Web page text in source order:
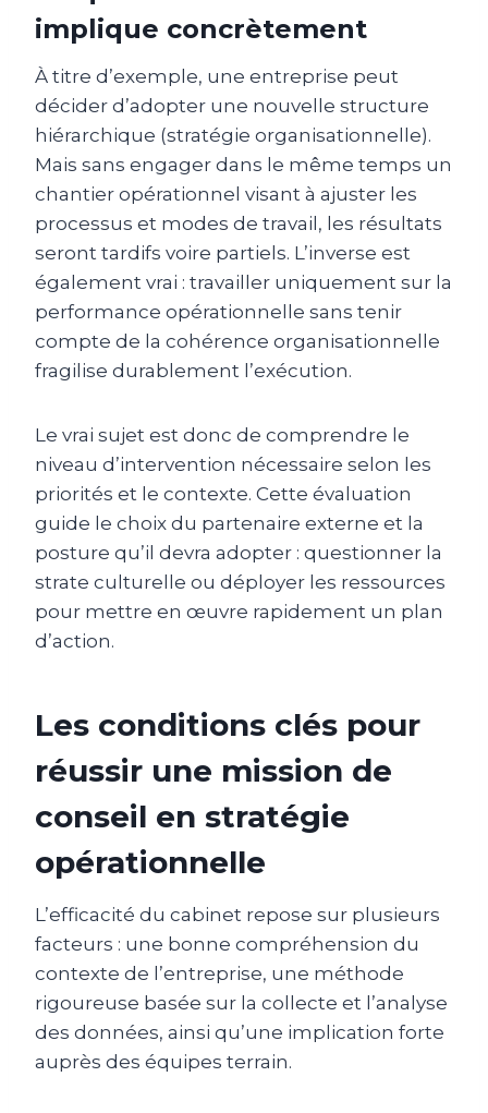
implique concrètement
À titre d’exemple, une entreprise peut
décider d’adopter une nouvelle structure
hiérarchique (stratégie organisationnelle).
Mais sans engager dans le même temps un
chantier opérationnel visant à ajuster les
processus et modes de travail, les résultats
seront tardifs voire partiels. L’inverse est
également vrai : travailler uniquement sur la
performance opérationnelle sans tenir
compte de la cohérence organisationnelle
fragilise durablement l’exécution.
Le vrai sujet est donc de comprendre le
niveau d’intervention nécessaire selon les
priorités et le contexte. Cette évaluation
guide le choix du partenaire externe et la
posture qu’il devra adopter : questionner la
strate culturelle ou déployer les ressources
pour mettre en œuvre rapidement un plan
d’action.
Les conditions clés pour
réussir une mission de
conseil en stratégie
opérationnelle
L’efficacité du cabinet repose sur plusieurs
facteurs : une bonne compréhension du
contexte de l’entreprise, une méthode
rigoureuse basée sur la collecte et l’analyse
des données, ainsi qu’une implication forte
auprès des équipes terrain.